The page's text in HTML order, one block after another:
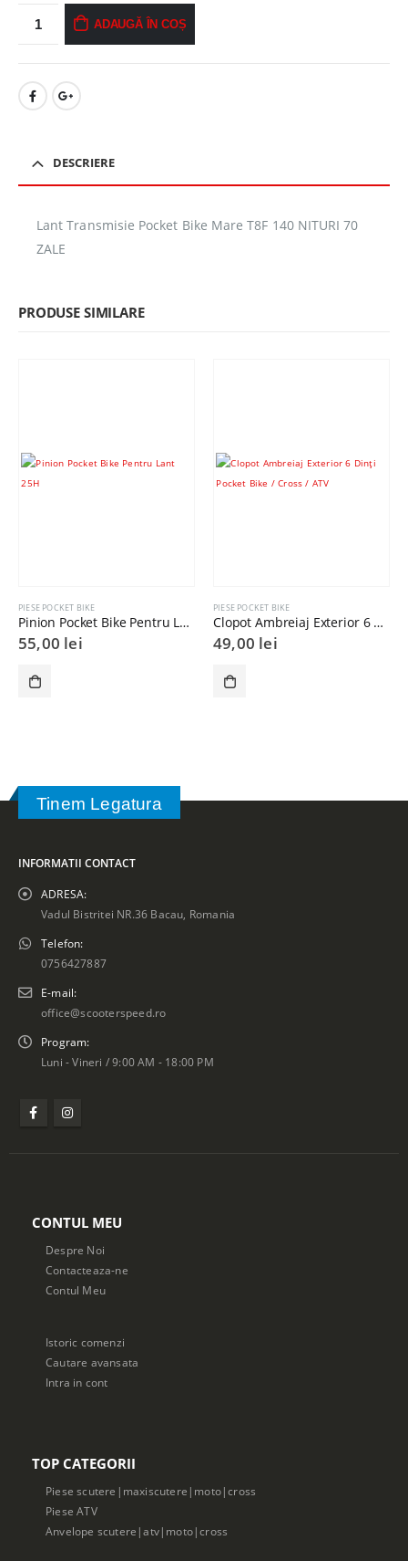
ADAUGĂ ÎN COȘ
DESCRIERE
Lant Transmisie Pocket Bike Mare T8F 140 NITURI 70
ZALE
PRODUSE SIMILARE
PIESE POCKET BIKE
Pinion Pocket Bike Pentru Lant 25H
55,00 lei
PIESE POCKET BIKE
Clopot Ambreiaj Exterior 6 Dinți Pocket Bike / Cross / ATV
49,00 lei
Tinem Legatura
INFORMATII CONTACT
ADRESA:
Vadul Bistritei NR.36 Bacau, Romania
Telefon:
0756427887
E-mail:
office@scooterspeed.ro
Program:
Luni - Vineri / 9:00 AM - 18:00 PM
CONTUL MEU
Despre Noi
Contacteaza-ne
Contul Meu
Istoric comenzi
Cautare avansata
Intra in cont
TOP CATEGORII
Piese scutere|maxiscutere|moto|cross
Piese ATV
Anvelope scutere|atv|moto|cross